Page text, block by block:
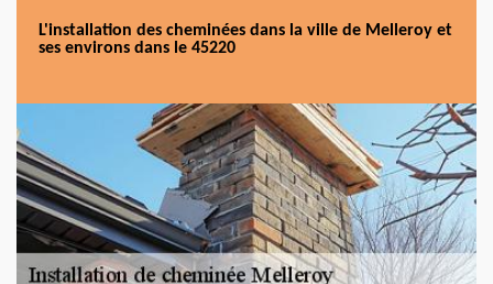
L'installation des cheminées dans la ville de Melleroy et
ses environs dans le 45220